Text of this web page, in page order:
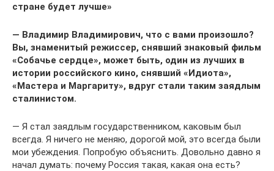
стране будет лучше»
— Владимир Владимирович, что с вами произошло?
Вы, знаменитый режиссер, снявший знаковый фильм
«Собачье сердце», может быть, один из лучших в
истории российского кино, снявший «Идиота»,
«Мастера и Маргариту», вдруг стали таким заядлым
сталинистом.
— Я стал заядлым государственником, каковым был
всегда. Я ничего не меняю, дорогой мой, это всегда были
мои убеждения. Попробую объяснить. Довольно давно я
начал думать: почему Россия такая, какая она есть?